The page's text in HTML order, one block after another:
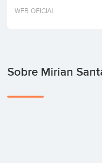
Invertir
WEB OFICIAL
Sobre Mirian